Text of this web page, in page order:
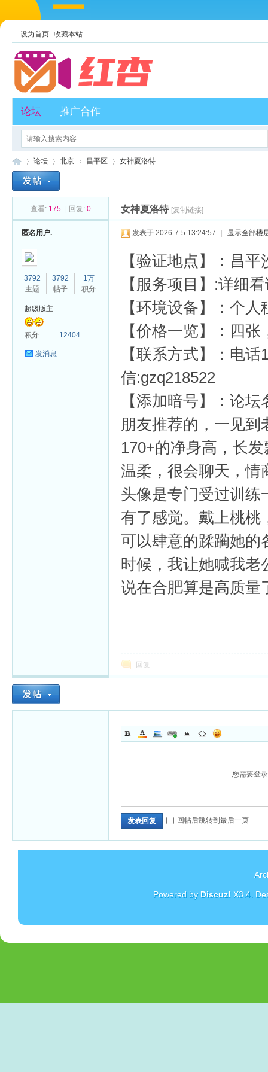
设为首页 收藏本站
论坛 推广合作
论坛
›
北京
›
昌平区 女神夏洛特
查看: 175 回复: 0 女神夏洛特 [复制链接]
匿名用户.
3792
主题
3792
帖子
1万
积分
超级版主
积分 12404
发消息
发表于 2026-7-5 13:24:57 显示全部楼
【验证地点】：昌
【服务项目】:详细
【环境设备】：个人
【价格一览】：四
【联系方式】：电
信:gzq218522
【添加暗号】：论坛
朋友推荐的，一见
170+的净身高，长
温柔，很会聊天，情
头像是专门受过训练
有了感觉。戴上桃桃
可以肆意的蹂躏她的
时候，我让她喊我老
说在合肥算是高质量
回复
您需要登
发表回复 回帖后跳转到最后一页
Powered by Discuz! X3.4.